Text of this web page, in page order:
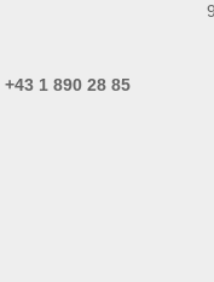
+43 1 890 28 85